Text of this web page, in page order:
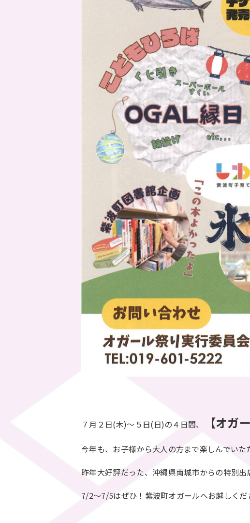
７月２日(木)～５日(日)の４日間、 【オガ
今年も、お子様から大人の方まで楽しんでいた
昨年大好評だった、沖縄県南城市からの特別
7/2～7/5はぜひ！紫波町オガールへお越しくだ